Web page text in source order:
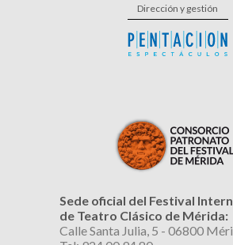
Dirección y gestión
Sede oficial del Festival
de Teatro Clásico de Mérida:
Calle Santa Julia, 5 - 06800